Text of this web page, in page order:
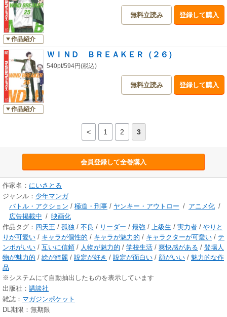
作品紹介
無料立読み 登録して購入
作品紹介
ＷＩＮＤ ＢＲＥＡＫＥＲ（２６）
540pt/594円(税込)
無料立読み 登録して購入
< 1 2 3
会員登録して全巻購入
作家名： にいさとる
ジャンル： 少年マンガ
バトル・アクション / 極道・刑事 / ヤンキー・アウトロー / アニメ化 /
広告掲載中 / 映画化
作品タグ： 四天王 / 孤独 / 不良 / リーダー / 最強 / 上級生 / 実力者 / やりと
りが可愛い / キャラが個性的 / キャラが魅力的 / キャラクターが可愛い / テ
ンポがいい / 互いに信頼 / 人物が魅力的 / 学校生活 / 爽快感がある / 登場人
物が魅力的 / 絵が綺麗 / 設定が好き / 設定が面白い / 顔がいい / 魅力的な作
品
※システムにて自動抽出したものを表示しています
出版社： 講談社
雑誌： マガジンポケット
DL期限：無期限